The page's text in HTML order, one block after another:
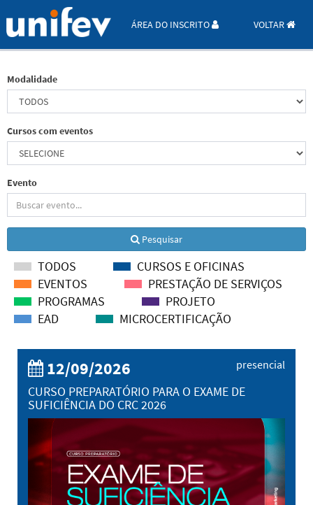
ÁREA DO INSCRITO VOLTAR
Modalidade
Cursos com eventos
Evento
Pesquisar
TODOS
CURSOS E OFICINAS
EVENTOS
PRESTAÇÃO DE SERVIÇOS
PROGRAMAS
PROJETO
EAD
MICROCERTIFICAÇÃO
presencial
12/09/2026
CURSO PREPARATÓRIO PARA O EXAME DE
SUFICIÊNCIA DO CRC 2026